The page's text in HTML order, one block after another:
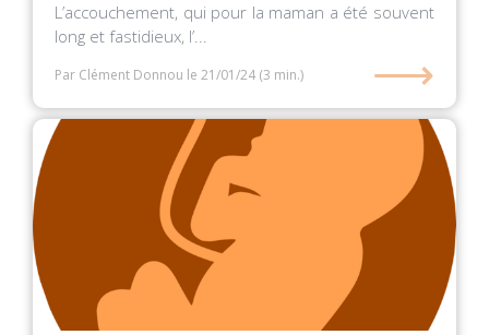
L’accouchement, qui pour la maman a été souvent
long et fastidieux, l’...
Par Clément Donnou le 21/01/24 (3 min.) ⟶